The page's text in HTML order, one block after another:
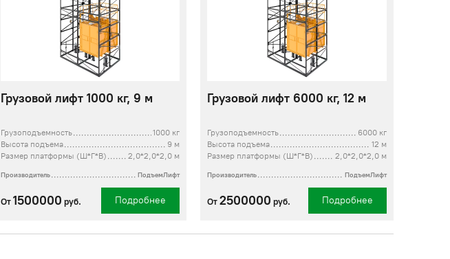
Грузовой лифт 1000 кг, 9 м
Грузоподъемность
1000 кг
Высота подъема
9 м
Размер платформы (Ш*Г*В)
2,0*2,0*2,0 м
Производитель ПодъемЛифт
От 1500000 руб. Подробнее
Грузовой лифт 6000 кг, 12 м
Грузоподъемность
6000 кг
Высота подъема
12 м
Размер платформы (Ш*Г*В)
2,0*2,0*2,0 м
Производитель ПодъемЛифт
От2500000 руб. Подробнее